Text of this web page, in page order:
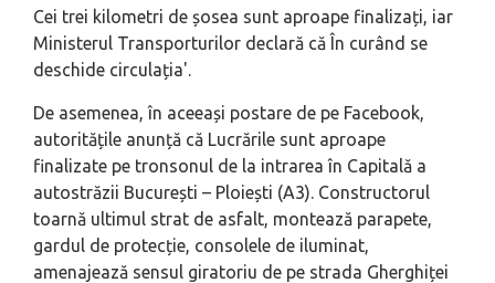
Cei trei kilometri de șosea sunt aproape finalizați, iar
Ministerul Transporturilor declară că În curând se
deschide circulația'.
De asemenea, în aceeași postare de pe Facebook,
autoritățile anunță că Lucrările sunt aproape
finalizate pe tronsonul de la intrarea în Capitală a
autostrăzii București – Ploiești (A3). Constructorul
toarnă ultimul strat de asfalt, montează parapete,
gardul de protecție, consolele de iluminat,
amenajează sensul giratoriu de pe strada Gherghiței